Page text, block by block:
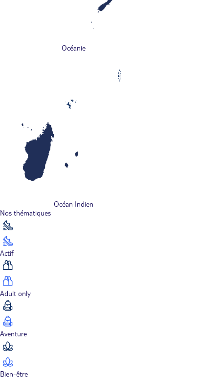
Océanie
Océan Indien
Nos thématiques
Actif
Adult only
Aventure
Bien-être